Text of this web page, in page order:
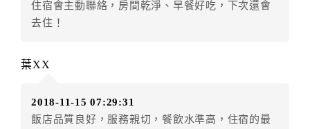
店客滿，敬請及早計畫，如逾時未提出申辦，視同無條
件放棄訂單（住宿權益）。 （限原訂飯店使用）
得辦理取消退款。
．訂單異動後，訂單費用總計小於原訂單費用總計時，
住宿會主動聯絡，房間乾淨、早餐好吃，下次還會
去住！
葉XX
2018-11-15 07:29:31
飯店品質良好，服務親切，餐飲水準高，住宿的最